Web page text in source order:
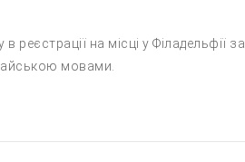
на місці у Філадельфії за
мовами.